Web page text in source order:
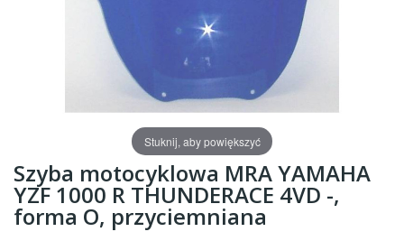
Stuknij, aby powiększyć
Szyba motocyklowa MRA YAMAHA
YZF 1000 R THUNDERACE 4VD -,
forma O, przyciemniana